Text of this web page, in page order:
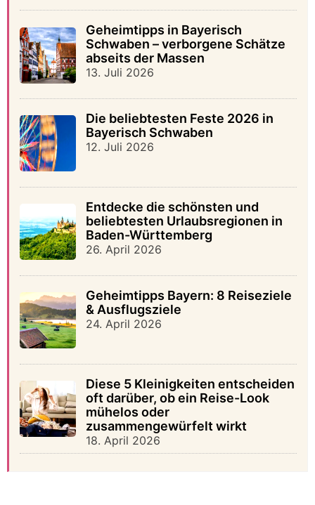
Geheimtipps in Bayerisch
Schwaben – verborgene Schätze
abseits der Massen
13. Juli 2026
Die beliebtesten Feste 2026 in
Bayerisch Schwaben
12. Juli 2026
Entdecke die schönsten und
beliebtesten Urlaubsregionen in
Baden-Württemberg
26. April 2026
Geheimtipps Bayern: 8 Reiseziele
& Ausflugsziele
24. April 2026
Diese 5 Kleinigkeiten entscheiden
oft darüber, ob ein Reise-Look
mühelos oder
zusammengewürfelt wirkt
18. April 2026